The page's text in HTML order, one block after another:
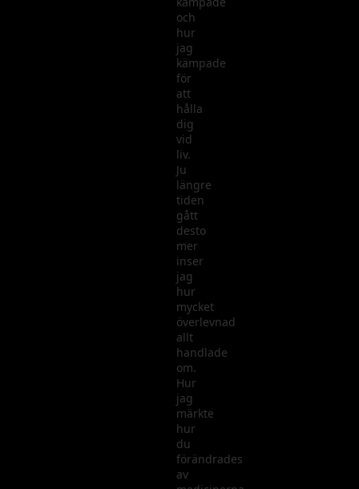
och
hur
jag
kämpade
för
att
hålla
dig
vid
liv.
Ju
längre
tiden
gått
desto
mer
inser
jag
hur
mycket
överlevnad
allt
handlade
om.
Hur
jag
märkte
hur
du
förändrades
av